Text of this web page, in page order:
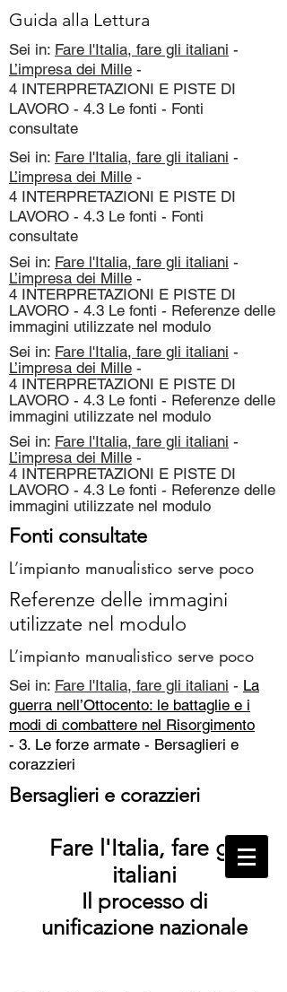
Guida alla Lettura
Sei in: Fare l'Italia, fare gli italiani -
L’impresa dei Mille -
4 INTERPRETAZIONI E PISTE DI
LAVORO - 4.3 Le fonti - Fonti
consultate
Sei in: Fare l'Italia, fare gli italiani -
L’impresa dei Mille -
4 INTERPRETAZIONI E PISTE DI
LAVORO - 4.3 Le fonti - Fonti
consultate
Sei in: Fare l'Italia, fare gli italiani -
L’impresa dei Mille -
4 INTERPRETAZIONI E PISTE DI
LAVORO - 4.3 Le fonti - Referenze delle
immagini utilizzate nel modulo
Sei in: Fare l'Italia, fare gli italiani -
L’impresa dei Mille -
4 INTERPRETAZIONI E PISTE DI
LAVORO - 4.3 Le fonti - Referenze delle
immagini utilizzate nel modulo
Sei in: Fare l'Italia, fare gli italiani -
L’impresa dei Mille -
4 INTERPRETAZIONI E PISTE DI
LAVORO - 4.3 Le fonti - Referenze delle
immagini utilizzate nel modulo
Fonti consultate
L’impianto manualistico serve poco
Referenze delle immagini
utilizzate nel modulo
L’impianto manualistico serve poco
Sei in: Fare l'Italia, fare gli italiani - La
guerra nell’Ottocento: le battaglie e i
modi di combattere nel Risorgimento
- 3. Le forze armate - Bersaglieri e
corazzieri
Bersaglieri e corazzieri
Fare l'Italia, fare gli
italiani
Il processo di
unificazione nazionale